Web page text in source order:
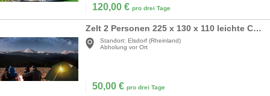
120,00 € pro drei Tage
Zelt 2 Personen 225 x 130 x 110 leichte Campingzelte 3-4 Jahreszeiten wasserdichtes Kuppelzelt
Standort: Elsdorf (Rheinland)
Abholung vor Ort
50,00 € pro drei Tage